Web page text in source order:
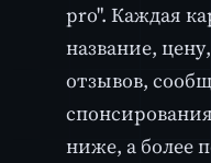
pro". Каждая
название,
отзывов,
ниже, а более